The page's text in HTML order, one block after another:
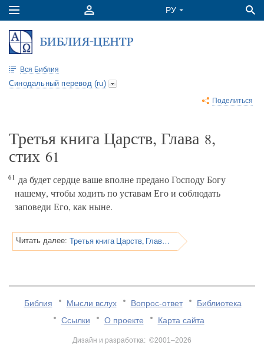
Вся Библия
Синодальный перевод (ru)
Поделиться
Третья книга Царств, Глава 8,
стих 61
61 да будет сердце ваше вполне предано Господу Богу
нашему, чтобы ходить по уставам Его и соблюдать
заповеди Его, как ныне.
Читать далее: Третья книга Царств, Глава 8
Библия Мысли вслух Вопрос-ответ
Библиотека
Ссылки
О проекте Карта сайта
Дизайн и разработка: ©2001–2026